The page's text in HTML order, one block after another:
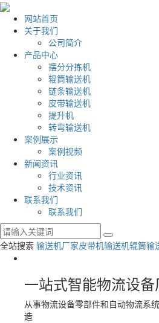
网站首页
关于我们
公司简介
产品中心
摆分分拣机
辊筒输送机
链条输送机
皮带输送机
提升机
转弯输送机
案例展示
案例视频
新闻资讯
行业资讯
技术资讯
联系我们
联系我们
全站搜索 输送机厂家皮带机输送机辊筒输
一站式智能物流设备
从事物流设备零部件和自动物流系
造